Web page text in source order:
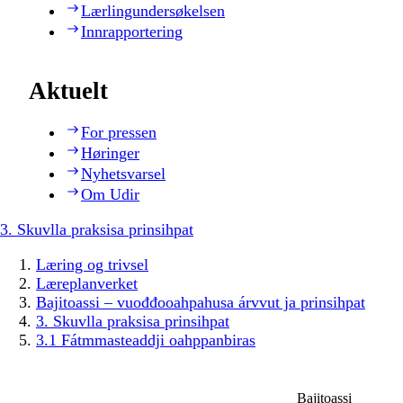
Lærlingundersøkelsen
Innrapportering
Aktuelt
For pressen
Høringer
Nyhetsvarsel
Om Udir
3. Skuvlla praksisa prinsihpat
Læring og trivsel
Læreplanverket
Bajitoassi – vuođđooahpahusa árvvut ja prinsihpat
3. Skuvlla praksisa prinsihpat
3.1 Fátmmasteaddji oahppanbiras
Bajitoassi